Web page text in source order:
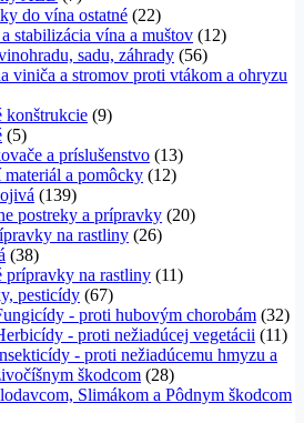
do vína ostatné (22)
stabilizácia vína a muštov (12)
sadu, záhrady (56)
viniča a stromov proti vtákom a ohryzu
konštrukcie (9)
(5)
a príslušenstvo (13)
materiál a pomôcky (12)
(139)
postreky a prípravky (20)
na rastliny (26)
(38)
prípravky na rastliny (11)
pesticídy (67)
- proti hubovým chorobám (32)
- proti nežiadúcej vegetácii (11)
- proti nežiadúcemu hmyzu a
škodcom (28)
Slimákom a Pôdnym škodcom